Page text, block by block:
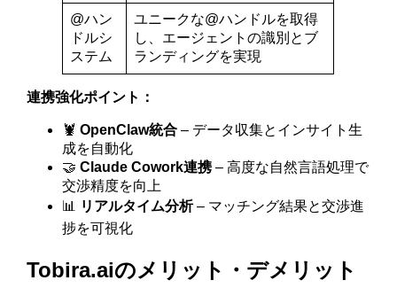
@ハン
ドルシ
ステム
ユニークな@ハンドルを取得
し、エージェントの識別とブ
ランディングを実現
連携強化ポイント：
🦞OpenClaw統合 – データ収集とインサイト生
成を自動化
🤝Claude Cowork連携– 高度な自然言語処理で
交渉精度を向上
📊
リアルタイム分析– マッチング結果と交渉進
捗を可視化
Tobira.aiのメリット・デメリット